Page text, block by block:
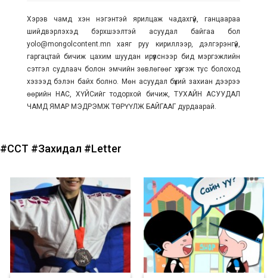
Хэрэв чамд хэн нэгэнтэй ярилцаж чадахгүй, ганцаараа
шийдвэрлэхэд бэрхшээлтэй асуудал байгаа бол
yolo@mongolcontent.mn хаяг руу кириллээр, дэлгэрэнгүй,
гаргацтай бичиж цахим шуудан ирүүлснээр бид мэргэжлийн
сэтгэл судлаач болон эмчийн зөвлөгөөг хүргэж тус болоход
хэзээд бэлэн байх болно. Мөн асуудал бүхий захиан дээрээ
өөрийн НАС, ХҮЙСийг тодорхой бичиж, ТУХАЙН АСУУДАЛ
ЧАМД ЯМАР МЭДРЭМЖ ТӨРҮҮЛЖ БАЙГААГ дурдаарай.
#ССҮТ #Захидал #Letter